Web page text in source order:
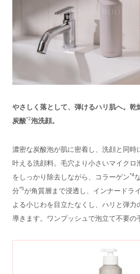
やさしく落として、弾けるハリ肌へ。乾
炭酸*2泡洗顔。
濃密な炭酸泡が肌に密着し、洗顔と同時
叶える洗顔料。毛穴より小さいマイクロ
をしっかり除去しながら、コラーゲン*4
分*5が角質層まで浸透し、インナードライ
よる小じわを目立たなくし、ハリと弾力
導きます。ワンプッシュで泡立て不要の